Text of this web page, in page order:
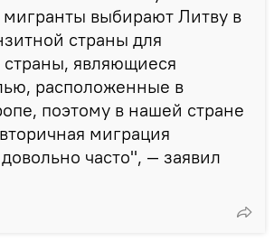
выбирают Литву в
страны для
страны, являющиеся
расположенные в
поэтому в нашей стране
миграция
часто", — заявил